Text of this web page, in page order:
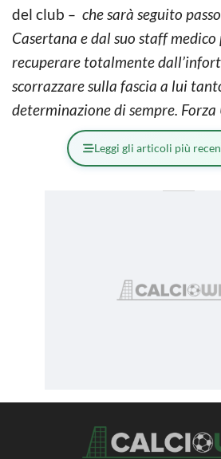
del club – che sarà seguito
Casertana e dal suo staff
recuperare totalmente
scorrazzare sulla fascia a lui
determinazione di sempre.
Leggi gli articoli più